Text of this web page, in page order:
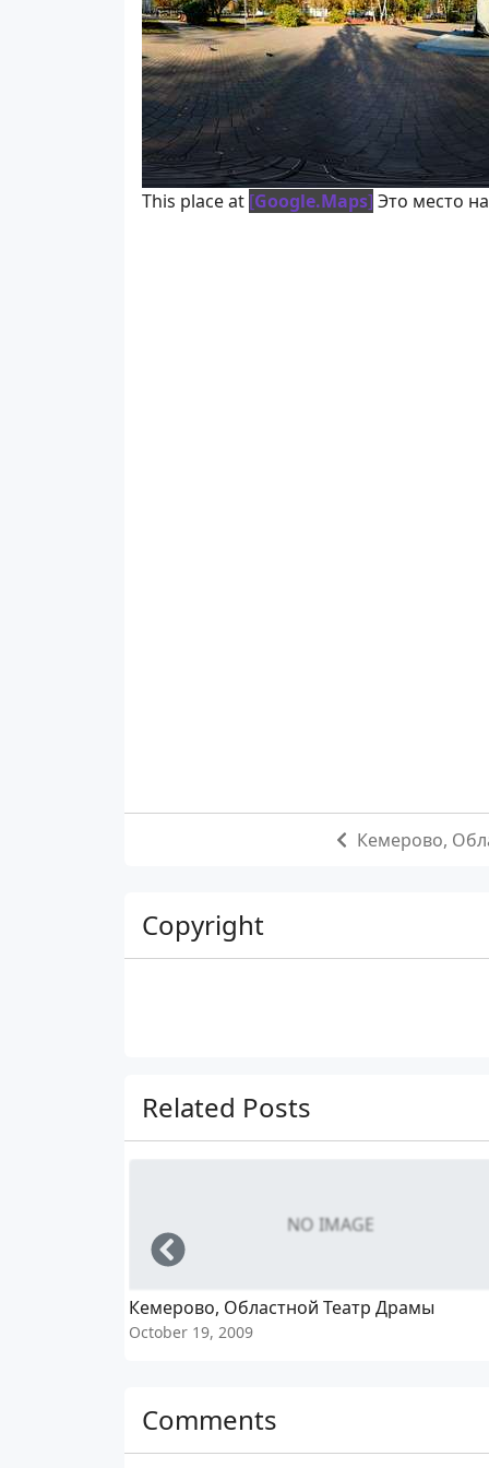
This place at [Google.Maps] Это место
Кемерово,
Copyright
Related Posts
NO IMAGE
Кемерово, Областной Театр Драмы
October 19, 2009
Left
Comments